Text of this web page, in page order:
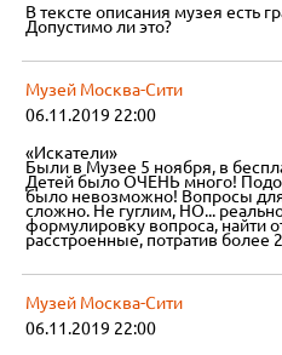
В тексте описания музея есть
Допустимо ли это?
Музей Москва-Сити
06.11.2019 22:00
«Искатели»
Были в Музее 5 ноября, в
Детей было ОЧЕНЬ много!
было невозможно! Вопросы
сложно. Не гуглим, НО...
формулировку вопроса, найти
расстроенные, потратив более
Музей Москва-Сити
06.11.2019 22:00